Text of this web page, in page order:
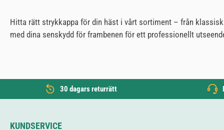
Hitta rätt strykkappa för din häst i vårt sortiment – från
med dina senskydd för frambenen för ett professionellt
30 dagars returrätt
KUNDSERVICE